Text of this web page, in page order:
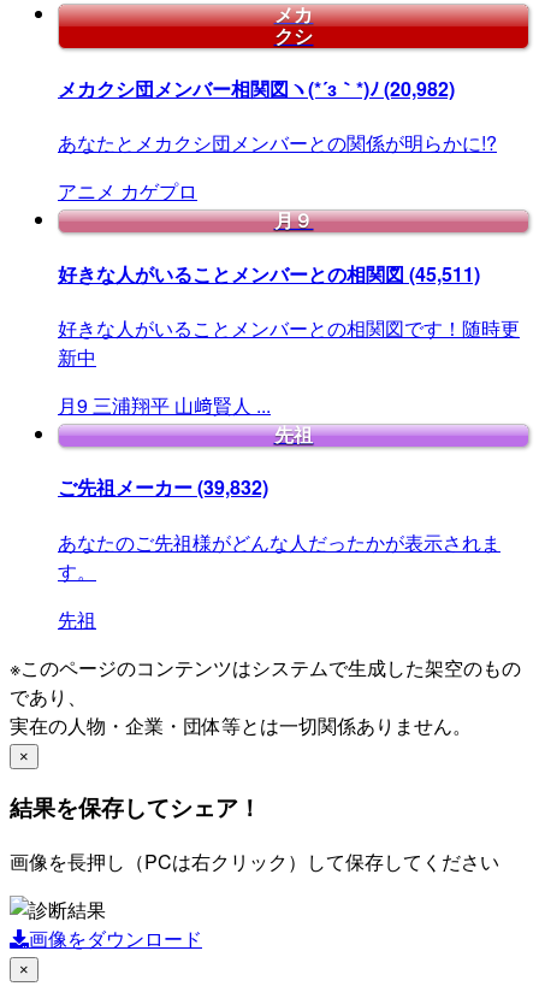
メカ
クシ
メカクシ団メンバー相関図ヽ(*´з｀*)ﾉ(20,982)
あなたとメカクシ団メンバーとの関係が明らかに!?
アニメ カゲプロ
月９
好きな人がいることメンバーとの相関図 (45,511)
好きな人がいることメンバーとの相関図です！随時更
新中
月9三浦翔平 山﨑賢人 ...
先祖
ご先祖メーカー(39,832)
あなたのご先祖様がどんな人だったかが表示されま
す。
先祖
※このページのコンテンツはシステムで生成した架空のもの
であり、
実在の人物・企業・団体等とは一切関係ありません。
×
結果を保存してシェア！
画像を長押し（PCは右クリック）して保存してください
画像をダウンロード
×